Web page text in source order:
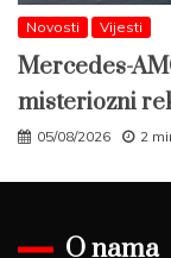
Novosti Vijesti
Mercedes-
misteriozni
05/08/2026 2
O nama